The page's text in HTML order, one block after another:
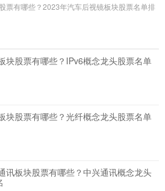
票有哪些？2023年汽车后视镜板块股票名单排
块股票有哪些？IPv6概念龙头股票名单
块股票有哪些？光纤概念龙头股票名单
讯板块股票有哪些？中兴通讯概念龙头